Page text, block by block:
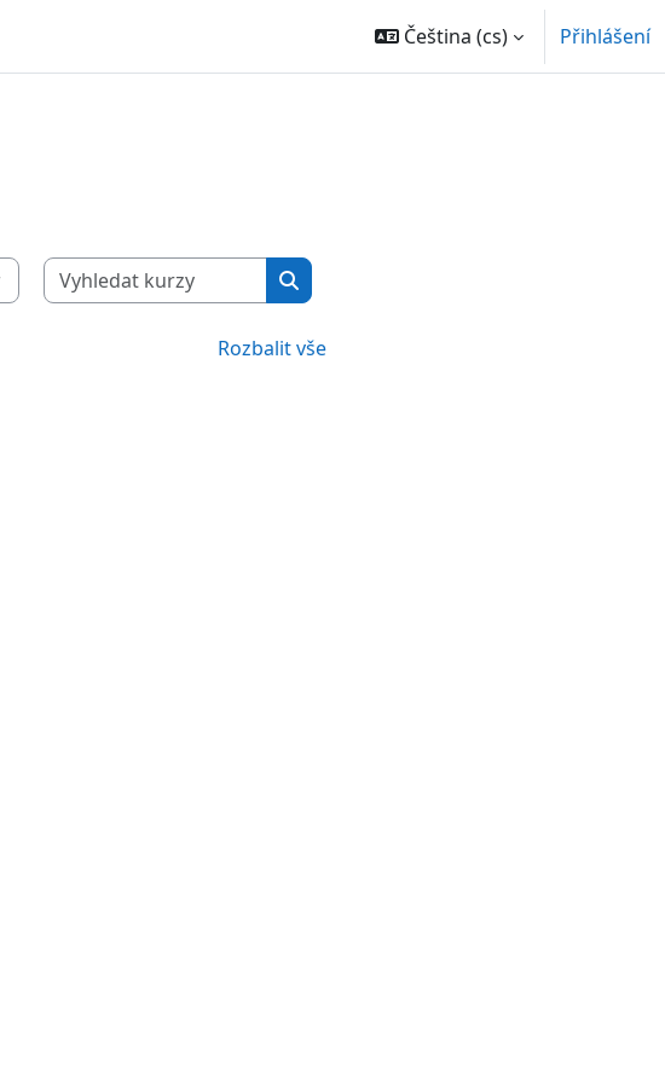
Čeština ‎(cs)‎ Přihlášení
Vyhledat kurzy
Vyhledat kurzy
Rozbalit vše